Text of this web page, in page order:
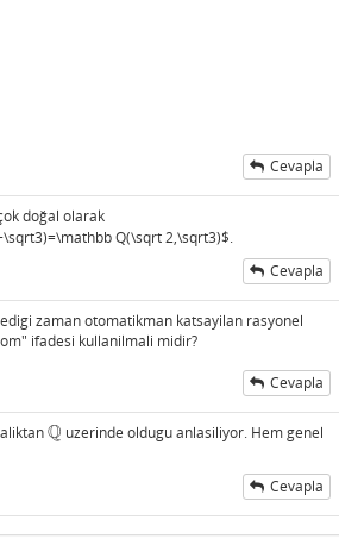
Cevapla
doğal olarak
Q(\sqrt 2,\sqrt3)$.
Cevapla
zaman otomatikman katsayilan rasyonel
ifadesi kullanilmali midir?
Cevapla
Q
Q uzerinde oldugu anlasiliyor. Hem genel
Cevapla